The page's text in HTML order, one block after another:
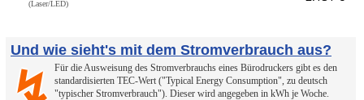
(Laser/LED)
Und wie sieht's mit dem Stromverbrauch aus?
Für die Ausweisung des Stromverbrauchs eines Bürodruckers gibt es den
standardisierten TEC-Wert ("Typical Energy Consumption", zu deutsch
"typischer Stromverbrauch"). Dieser wird angegeben in kWh je Woche.